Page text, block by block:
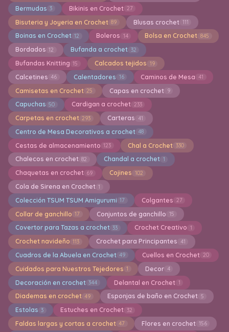
Bermudas 3 Bikinis en Crochet 27
Bisuteria y Joyeria en Crochet 89 Blusas crochet 111
Boinas en Crochet 12 Boleros 14 Bolsa en Crochet 845
Bordados 12 Bufanda a crochet 32
Bufandas Knitting 15 Calcados tejidos 19
Calcetines 46 Calentadores 16 Caminos de Mesa 41
Camisetas en Crochet 25 Capas en crochet 9
Capuchas 50 Cardigan a crochet 233
Carpetas en crochet 293 Carteras 41
Centro de Mesa Decorativos a crochet 48
Cestas de almacenamiento 123 Chal a Crochet 330
Chalecos en crochet 82 Chandal a crochet 1
Chaquetas en crochet 69 Cojines 102
Cola de Sirena en Crochet 1
Colección TSUM TSUM Amigurumi 17 Colgantes 27
Collar de ganchillo 17 Conjuntos de ganchillo 15
Covertor para Tazas a crochet 33 Crochet Creativo 1
Crochet navideño 113 Crochet para Principantes 41
Cuadros de la Abuela en Crochet 49 Cuellos en Crochet 20
Cuidados para Nuestros Tejedores 1 Decor 4
Decoración en crochet 344 Delantal en Crochet 1
Diademas en crochet 49 Esponjas de baño en Crochet 5
Estolas 3 Estuches en Crochet 32
Faldas largas y cortas a crochet 47 Flores en crochet 156